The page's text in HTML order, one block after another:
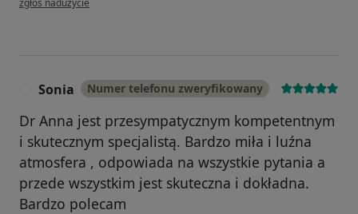
Sonia Numer telefonu zweryfikowany
Dr Anna jest przesympatycznym kompetentnym
i skutecznym specjalistą. Bardzo miła i luźna
atmosfera , odpowiada na wszystkie pytania a
przede wszystkim jest skuteczna i dokładna.
Bardzo polecam